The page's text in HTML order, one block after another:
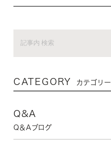
CATEGORY カテゴリー
Q&A
Q＆Aブログ